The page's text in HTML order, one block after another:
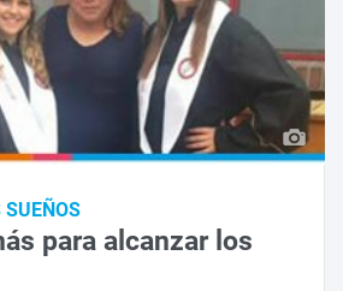
para alcanzar los